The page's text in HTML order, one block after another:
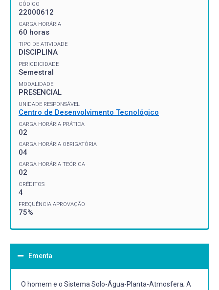
CÓDIGO
22000612
CARGA HORÁRIA
60 horas
TIPO DE ATIVIDADE
DISCIPLINA
PERIODICIDADE
Semestral
MODALIDADE
PRESENCIAL
UNIDADE RESPONSÁVEL
Centro de Desenvolvimento Tecnológico
CARGA HORÁRIA PRÁTICA
02
CARGA HORÁRIA OBRIGATÓRIA
04
CARGA HORÁRIA TEÓRICA
02
CRÉDITOS
4
FREQUÊNCIA APROVAÇÃO
75%
Ementa
O homem e o Sistema Solo-Água-Planta-Atmosfera; A